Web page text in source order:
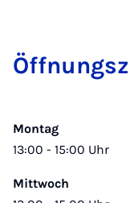
Montag
13:00 - 15:00 Uhr
Mittwoch